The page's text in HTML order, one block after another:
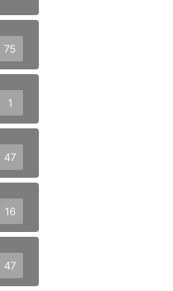
75
1
47
16
47